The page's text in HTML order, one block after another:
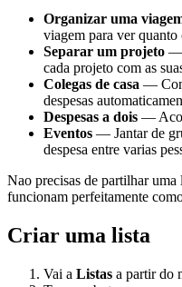
Organizar uma
viagem para ver quanto
Separar um projeto —
cada projeto com as
Colegas de casa —
despesas
Despesas a dois —
Eventos — Jantar de
despesa entre varias
Nao precisas de partilhar
funcionam perfeitamente
Criar uma lista
Vai a Listas a partir do